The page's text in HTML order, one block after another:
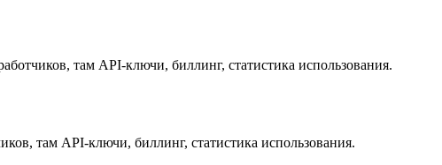
там API-ключи, биллинг, статистика использования.
там API-ключи, биллинг, статистика использования.